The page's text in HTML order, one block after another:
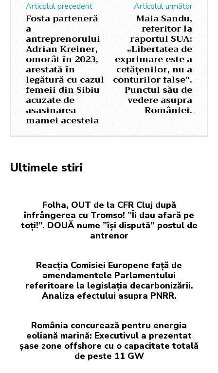
Articolul precedent
Fosta parteneră
a
antreprenorului
Adrian Kreiner,
omorât în 2023,
arestată în
legătură cu cazul
femeii din Sibiu
acuzate de
asasinarea
mamei acesteia
Articolul următor
Maia Sandu,
referitor la
raportul SUA:
„Libertatea de
exprimare este a
cetățenilor, nu a
conturilor false”.
Punctul său de
vedere asupra
României.
Ultimele stiri
Folha, OUT de la CFR Cluj după
înfrângerea cu Tromso! ”Îi dau afară pe
toți!”. DOUĂ nume ”își dispută” postul de
antrenor
Reacția Comisiei Europene față de
amendamentele Parlamentului
referitoare la legislația decarbonizării.
Analiza efectului asupra PNRR.
România concurează pentru energia
eoliană marină: Executivul a prezentat
șase zone offshore cu o capacitate totală
de peste 11 GW